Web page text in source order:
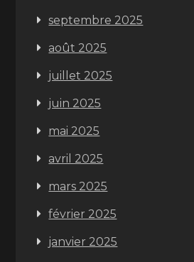
septembre 2025
août 2025
juillet 2025
juin 2025
mai 2025
avril 2025
mars 2025
février 2025
janvier 2025